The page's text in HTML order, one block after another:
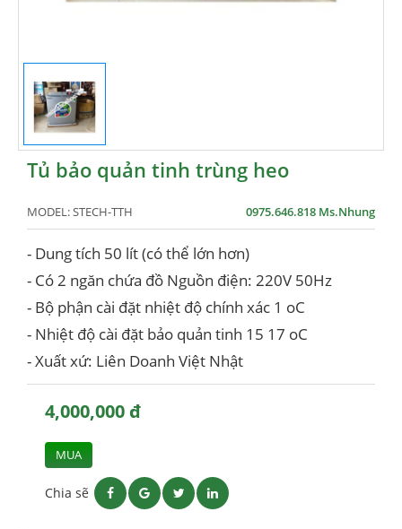
Tủ bảo quản tinh trùng heo
MODEL:STECH-TTH 0975.646.818 Ms.Nhung
- Dung tích 50 lít (có thể lớn hơn)
- Có 2 ngăn chứa đồ Nguồn điện: 220V 50Hz
- Bộ phận cài đặt nhiệt độ chính xác 1 oC
- Nhiệt độ cài đặt bảo quản tinh 15 17 oC
- Xuất xứ: Liên Doanh Việt Nhật
4,000,000 đ
MUA
Chia sẽ